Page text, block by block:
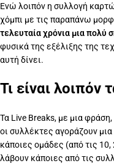
Ενώ λοιπόν η συλλογή
χόμπι με τις παραπάνω
τελευταία χρόνια μια πολύ
φυσικά της εξέλιξης της
αυτή δίνει.
Τι είναι λοιπόν
Τα Live Breaks, με μια
οι συλλέκτες αγοράζουν
κάποιες ομάδες (από τις
λάβουν κάποιες από τις